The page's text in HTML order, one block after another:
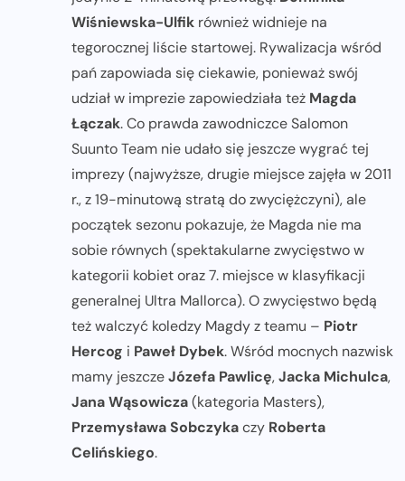
Wiśniewska-Ulfik również widnieje na
tegorocznej liście startowej. Rywalizacja wśród
pań zapowiada się ciekawie, ponieważ swój
udział w imprezie zapowiedziała też Magda
Łączak. Co prawda zawodniczce Salomon
Suunto Team nie udało się jeszcze wygrać tej
imprezy (najwyższe, drugie miejsce zajęła w 2011
r., z 19-minutową stratą do zwyciężczyni), ale
początek sezonu pokazuje, że Magda nie ma
sobie równych (spektakularne zwycięstwo w
kategorii kobiet oraz 7. miejsce w klasyfikacji
generalnej Ultra Mallorca). O zwycięstwo będą
też walczyć koledzy Magdy z teamu – Piotr
Hercog i Paweł Dybek. Wśród mocnych nazwisk
mamy jeszczeJózefa Pawlicę,Jacka Michulca,
Jana Wąsowicza(kategoria Masters),
Przemysława Sobczykaczy Roberta
Celińskiego.